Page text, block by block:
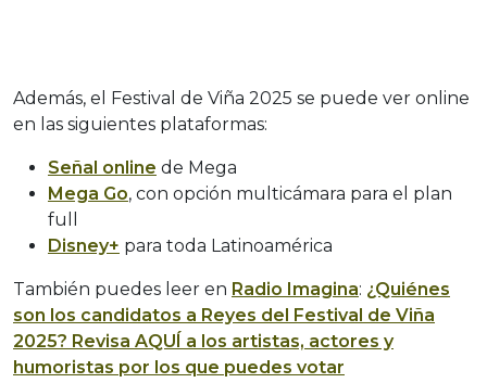
Además, el Festival de Viña 2025 se puede ver online
en las siguientes plataformas:
Señal online de Mega
Mega Go, con opción multicámara para el plan
full
Disney+ para toda Latinoamérica
También puedes leer en Radio Imagina: ¿Quiénes
son los candidatos a Reyes del Festival de Viña
2025? Revisa AQUÍ a los artistas, actores y
humoristas por los que puedes votar